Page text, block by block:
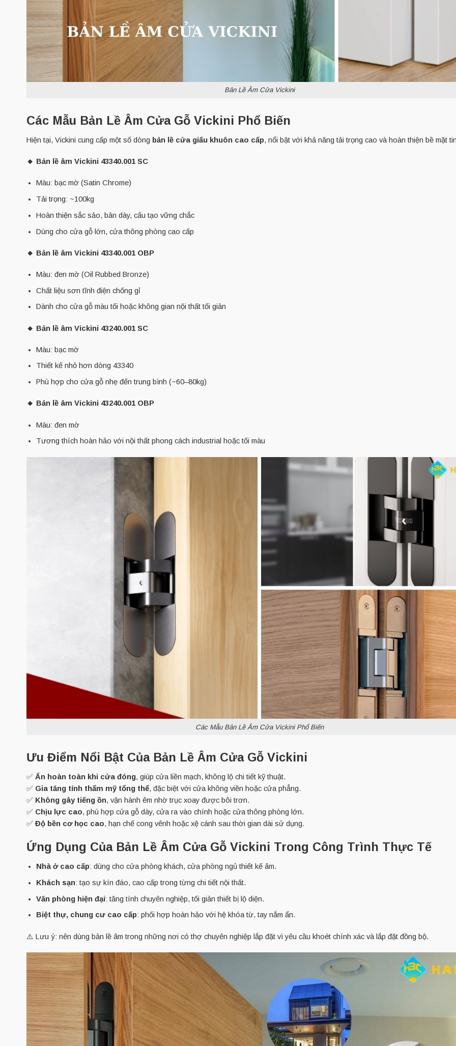
Bản Lề Âm Cửa Vickini
Các Mẫu Bản Lề Âm Cửa Gỗ Vickini Phổ Biến
Hiện tại, Vickini cung cấp một số dòng bản lề cửa giấu khuôn cao cấp, nổi bật với khả năng tải trọng cao và hoàn thiện bề mặt
🔸 Bản lề âm Vickini 43340.001 SC
Màu: bạc mờ (Satin Chrome)
Tải trọng: ~100kg
Hoàn thiện sắc sảo, bản dày, cấu tạo vững chắc
Dùng cho cửa gỗ lớn, cửa thông phòng cao cấp
🔸 Bản lề âm Vickini 43340.001 OBP
Màu: đen mờ (Oil Rubbed Bronze)
Chất liệu sơn tĩnh điện chống gỉ
Dành cho cửa gỗ màu tối hoặc không gian nội thất tối giản
🔸 Bản lề âm Vickini 43240.001 SC
Màu: bạc mờ
Thiết kế nhỏ hơn dòng 43340
Phù hợp cho cửa gỗ nhẹ đến trung bình (~60–80kg)
🔸 Bản lề âm Vickini 43240.001 OBP
Màu: đen mờ
Tương thích hoàn hảo với nội thất phong cách industrial hoặc tối màu
Các Mẫu Bản Lề Âm Cửa Vickini Phổ Biến
Ưu Điểm Nổi Bật Của Bản Lề Âm Cửa Gỗ Vickini
✅ Ẩn hoàn toàn khi cửa đóng, giúp cửa liền mạch, không lộ chi tiết kỹ thuật.
✅ Gia tăng tính thẩm mỹ tổng thể, đặc biệt với cửa không viền hoặc cửa phẳng.
✅ Không gây tiếng ồn, vận hành êm nhờ trục xoay được bôi trơn.
✅ Chịu lực cao, phù hợp cửa gỗ dày, cửa ra vào chính hoặc cửa thông phòng lớn.
✅ Độ bền cơ học cao, hạn chế cong vênh hoặc xệ cánh sau thời gian dài sử dụng.
Ứng Dụng Của Bản Lề Âm Cửa Gỗ Vickini Trong Công Trình Thực Tế
Nhà ở cao cấp: dùng cho cửa phòng khách, cửa phòng ngủ thiết kế âm.
Khách sạn: tạo sự kín đáo, cao cấp trong từng chi tiết nội thất.
Văn phòng hiện đại: tăng tính chuyên nghiệp, tối giản thiết bị lộ diện.
Biệt thự, chung cư cao cấp: phối hợp hoàn hảo với hệ khóa từ, tay nắm ẩn.
⚠️ Lưu ý: nên dùng bản lề âm trong những nơi có thợ chuyên nghiệp lắp đặt vì yêu cầu khoét chính xác và lắp đặt đồng bộ.